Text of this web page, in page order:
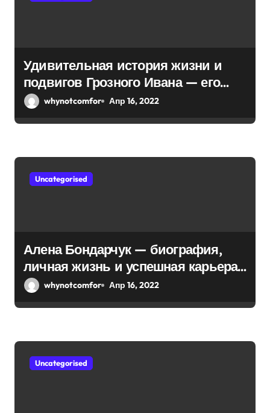
п
и
с
м
Удивительная история жизни и
подвигов Грозного Ивана — его
невероятная биография и
whynotcomfor Апр 16, 2022
Uncategorised
Алена Бондарчук — биография,
личная жизнь и успешная карьера
актрисы и режиссера
whynotcomfor Апр 16, 2022
Uncategorised